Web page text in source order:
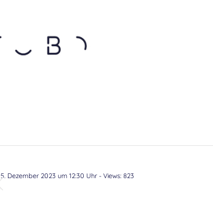
5. Dezember 2023 um 12:30 Uhr- Views: 823